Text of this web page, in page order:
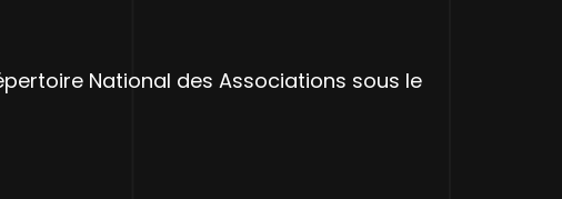
National des Associations sous le